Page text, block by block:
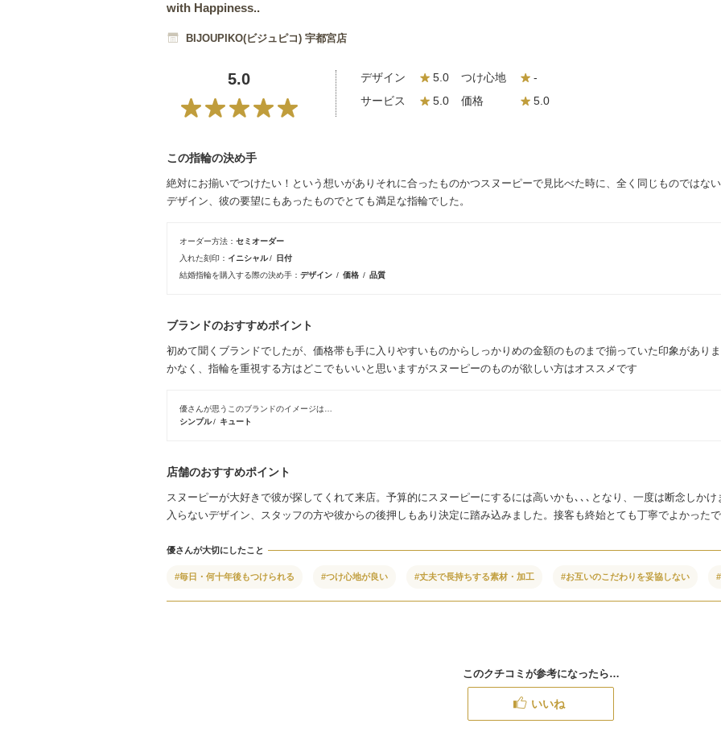
with Happiness..
BIJOUPIKO(ビジュピコ) 宇都宮店
5.0 デザイン 5.0 つけ心地
-
サービス
5.0 価格 5.0
この指輪の決め手
絶対にお揃いでつけたい！という想いがありそれに合ったものかつスヌーピーで見比べた時に、全く同じものではな
デザイン、彼の要望にもあったものでとても満足な指輪でした。
オーダー方法
セミオーダー
入れた刻印
イニシャル
日付
結婚指輪を購入する際の決め手
デザイン 価格 品質
ブランドのおすすめポイント
初めて聞くブランドでしたが、価格帯も手に入りやすいものからしっかりめの金額のものまで揃っていた印象があり
かなく、指輪を重視する方はどこでもいいと思いますがスヌーピーのものが欲しい方はオススメです
優さんが思うこのブランドのイメージは…
シンプル
キュート
店舗のおすすめポイント
スヌーピーが大好きで彼が探してくれて来店。予算的にスヌーピーにするには高いかも､､､となり、一度は断念しか
入らないデザイン、スタッフの方や彼からの後押しもあり決定に踏み込みました。接客も終始とても丁寧でよかったで
優さんが大切にしたこと
#毎日・何十年後もつけられる #つけ心地が良い #丈夫で長持ちする素材・加工 #お互いのこだわりを妥協しない
このクチコミが参考になったら…
いいね